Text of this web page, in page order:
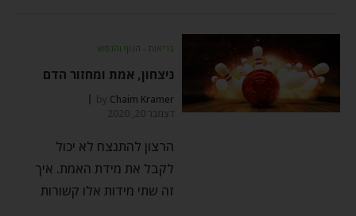
בריאות - הגוף והנפש
ניצחון, אמת ומחזור הדם
by Chaim Kramer
דצמבר 20, 2020
הרצון להתנצח לא יכול
לקבל את מידת האמת. איך
זה שתי מידות אלו קשורות